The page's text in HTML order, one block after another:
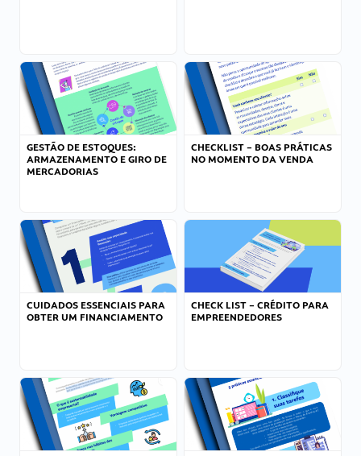
GESTÃO DE ESTOQUES:
ARMAZENAMENTO E GIRO DE
MERCADORIAS
CHECKLIST – BOAS PRÁTICAS
NO MOMENTO DA VENDA
CUIDADOS ESSENCIAIS PARA
OBTER UM FINANCIAMENTO
CHECK LIST – CRÉDITO PARA
EMPREENDEDORES